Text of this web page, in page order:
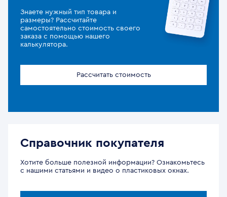
Знаете нужный тип товара и
размеры? Рассчитайте
самостоятельно стоимость своего
заказа с помощью нашего
калькулятора.
Рассчитать стоимость
Справочник покупателя
Хотите больше полезной информации? Ознакомьтесь
с нашими статьями и видео о пластиковых окнах.